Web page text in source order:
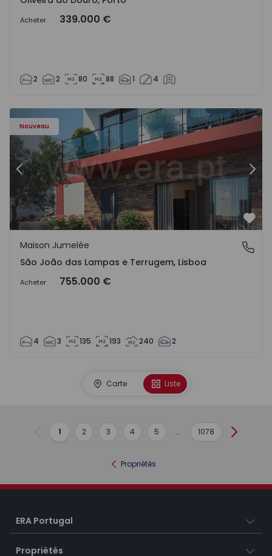
Acheter 339.000 €
2 2 80 88 1 4
Nouveau
Précédent
São João das Lampas e Terrugem, Lisboa
Maison Jumelée
São João das Lampas e Terrugem, Lisboa
Acheter 755.000 €
4 3 135 193 240 2
Carte Liste
Précédent
1 2 3 4 5 ... 1078 Suivant
Propriétés
ERA Portugal
Propriétés